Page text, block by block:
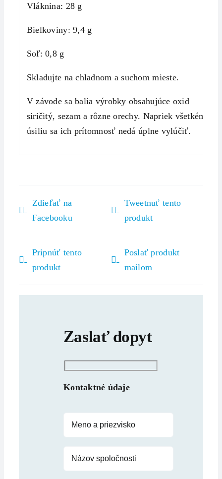
Vláknina: 28 g
Bielkoviny: 9,4 g
Soľ: 0,8 g
Skladujte na chladnom a suchom mieste.
V závode sa balia výrobky obsahujúce oxid
siričitý, sezam a rôzne orechy. Napriek všetkému
úsiliu sa ich prítomnosť nedá úplne vylúčiť.
Zdieľať na
Facebooku
Tweetnuť tento
produkt
Pripnúť tento
produkt
Poslať produkt
mailom
Zaslať dopyt
Kontaktné údaje